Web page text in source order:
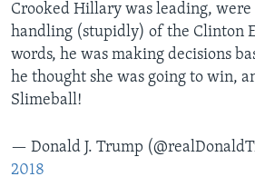
Crooked Hillary was leading,
handling (stupidly) of the Clinton
words, he was making decisions
he thought she was going to win,
Slimeball!
— Donald J. Trump
2018